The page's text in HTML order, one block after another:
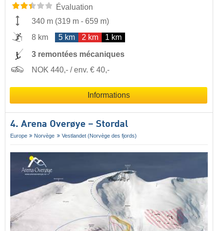
Évaluation
340 m (319 m - 659 m)
8 km
5 km 2 km 1 km
3 remontées mécaniques
NOK 440,- / env. € 40,-
Informations
4. Arena Overøye – Stordal
Europe Norvège Vestlandet (Norvège des fjords)